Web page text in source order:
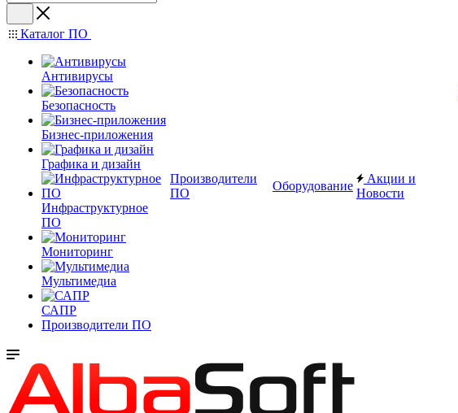
Каталог ПО
Антивирусы
Безопасность
Бизнес-приложения
Графика и дизайн
Инфраструктурное
ПО
Мониторинг
Мультимедиа
САПР
Производители ПО
Производители
ПО
Оборудование
Акции и
Новости